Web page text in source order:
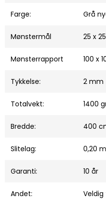
Farge: Grå
Mønstermål 25 x
Mønsterrapport 100 x
Tykkelse: 2 mm
Totalvekt: 1400
Bredde: 400
Slitelag: 0,20
Garanti: 10 år
Andet: